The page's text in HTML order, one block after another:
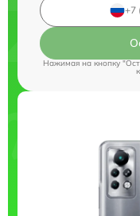
Нажимая на кнопку